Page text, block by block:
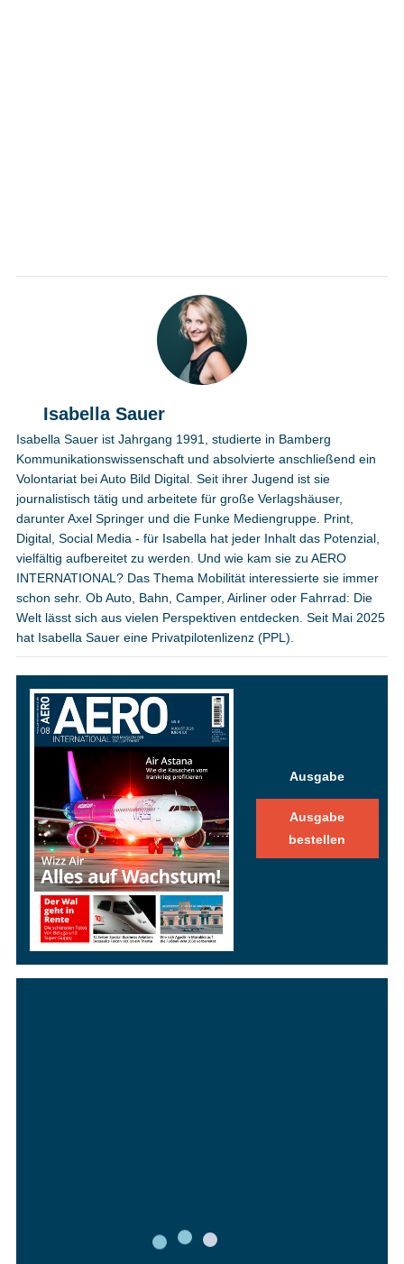
Isabella Sauer
Isabella Sauer ist Jahrgang 1991, studierte in Bamberg
Kommunikationswissenschaft und absolvierte anschließend ein
Volontariat bei Auto Bild Digital. Seit ihrer Jugend ist sie
journalistisch tätig und arbeitete für große Verlagshäuser,
darunter Axel Springer und die Funke Mediengruppe. Print,
Digital, Social Media - für Isabella hat jeder Inhalt das Potenzial,
vielfältig aufbereitet zu werden. Und wie kam sie zu AERO
INTERNATIONAL? Das Thema Mobilität interessierte sie immer
schon sehr. Ob Auto, Bahn, Camper, Airliner oder Fahrrad: Die
Welt lässt sich aus vielen Perspektiven entdecken. Seit Mai 2025
hat Isabella Sauer eine Privatpilotenlizenz (PPL).
Ausgabe
Ausgabe
bestellen